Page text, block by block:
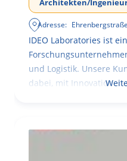
Architekten/
Adresse:
IDEO Laboratories ist
und Logistik. Unsere
dabei, mit Innovationen